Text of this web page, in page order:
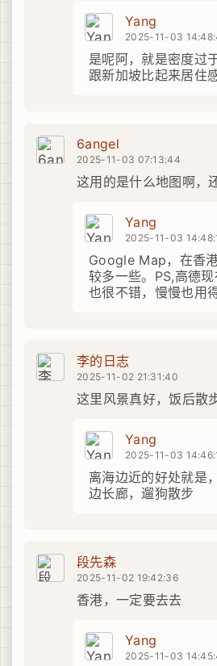
Yang
2025-11-03
是呢阿，就是密度过
跟新加坡比起来居住
6angel
2025-11-03 07:13:44
这用的是什么地图啊，
Yang
2025-11-03
Google Map，在香
较多一些。PS,高德
也很不错，慢慢也用
李的日志
2025-11-02 21:31:40
这里风景真好，饭后散
Yang
2025-11-03
离海边近的好处就是
边长廊，遛狗散步
段先森
2025-11-02 19:42:36
香港，一定要去去
Yang
2025-11-03